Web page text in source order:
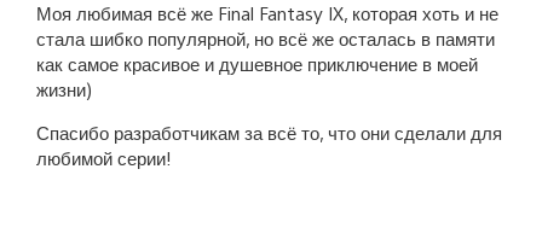
Моя любимая всё же Final Fantasy IX, которая хоть и не
стала шибко популярной, но всё же осталась в памяти
как самое красивое и душевное приключение в моей
жизни)
Спасибо разработчикам за всё то, что они сделали для
любимой серии!